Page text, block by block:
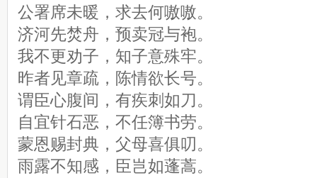
公署席未暖，求去何嗷嗷。
济河先焚舟，预卖冠与袍。
我不更劝子，知子意殊牢。
昨者见章疏，陈情欲长号。
谓臣心腹间，有疾刺如刀。
自宜针石恶，不任簿书劳。
蒙恩赐封典，父母喜俱叨。
雨露不知感，臣岂如蓬蒿。